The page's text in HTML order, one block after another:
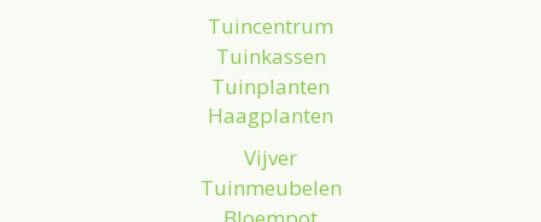
Tuincentrum
Tuinkassen
Tuinplanten
Haagplanten
Vijver
Tuinmeubelen